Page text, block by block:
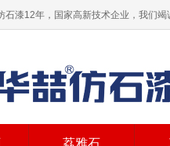
石漆12年，国家高新技术企业，我们竭
荔雅石